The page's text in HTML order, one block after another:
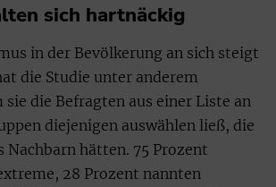
sich hartnäckig
in der Bevölkerung an sich steigt
die Studie unter anderem
die Befragten aus einer Liste an
diejenigen auswählen ließ, die
Nachbarn hätten. 75 Prozent
28 Prozent nannten